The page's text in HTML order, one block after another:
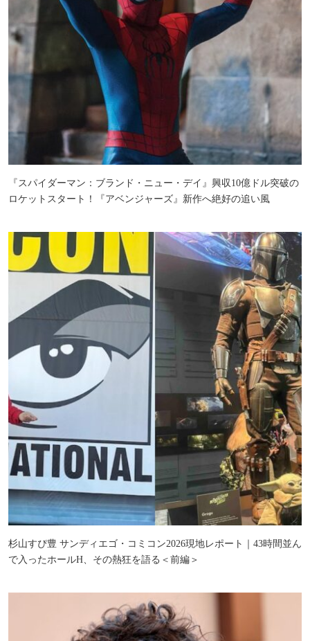
『スパイダーマン：ブランド・ニュー・デイ』興収10億ドル突破の
ロケットスタート！『アベンジャーズ』新作へ絶好の追い風
杉山すぴ豊 サンディエゴ・コミコン2026現地レポート｜43時間並ん
で入ったホールH、その熱狂を語る＜前編＞